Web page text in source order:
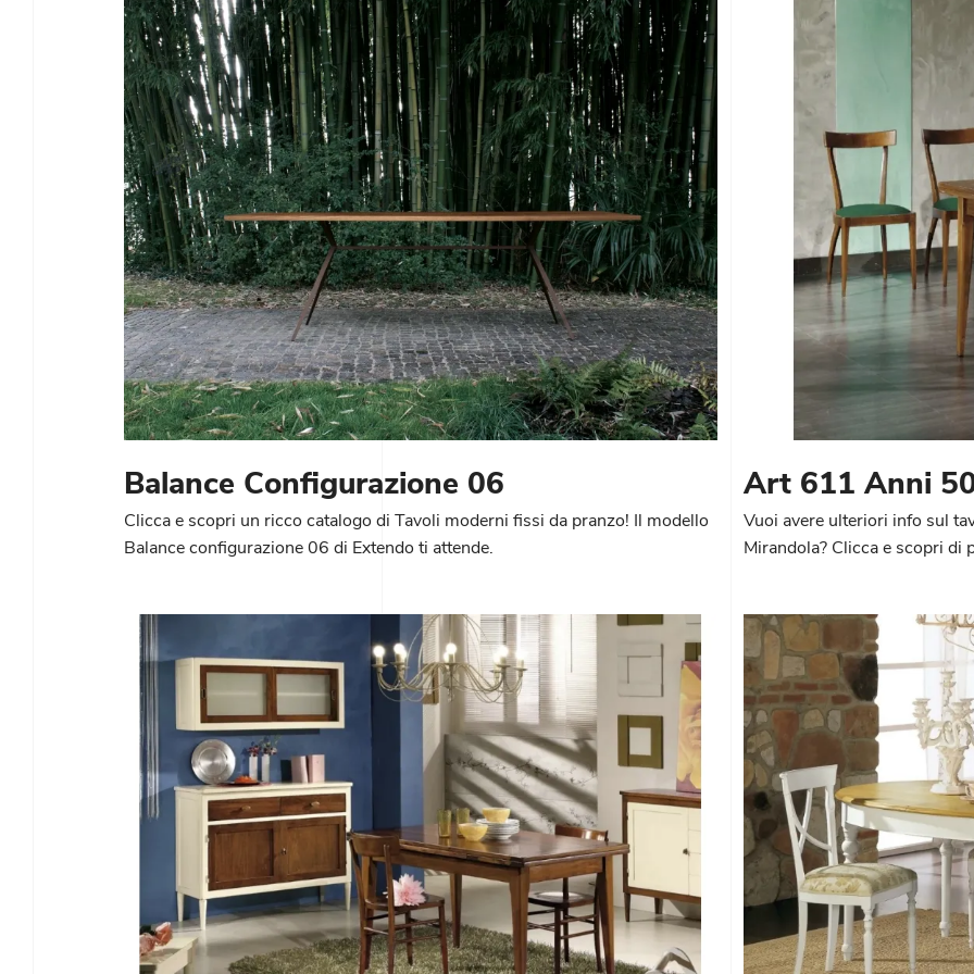
Balance Configurazione 06
Clicca e scopri un ricco catalogo di Tavoli moderni fissi da pranzo! Il modello
Balance configurazione 06 di Extendo ti attende.
Art 611 Anni
Vuoi avere ulteriori info sul
Mirandola? Clicca e scopri di